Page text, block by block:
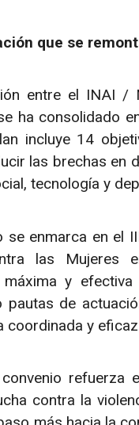
que se
entre el INAI /
ha consolidado
incluye 14
las brechas en
tecnología y
se enmarca en el
las Mujeres
máxima y
pautas de
coordinada y
refuerza
contra la